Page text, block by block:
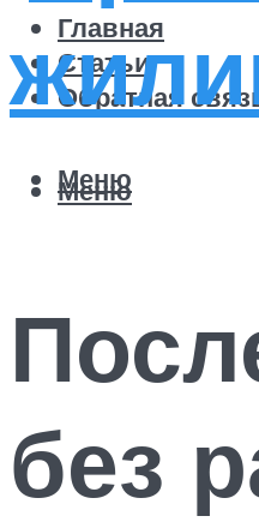
Главная
Статьи
Обратная
Меню
Меню
без